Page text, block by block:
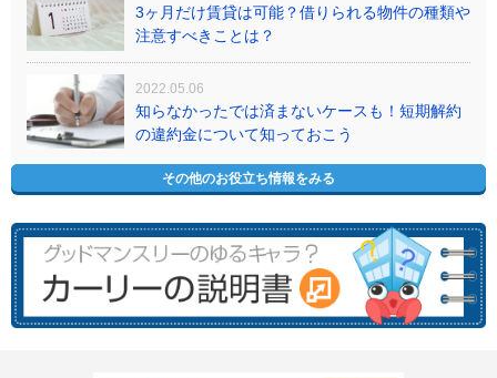
3ヶ月だけ賃貸は可能？借りられる物件の種類や
注意すべきことは？
2022.05.06
知らなかったでは済まないケースも！短期解約
の違約金について知っておこう
その他のお役立ち情報をみる